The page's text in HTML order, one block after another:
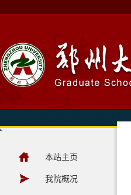
本站主页
我院概况